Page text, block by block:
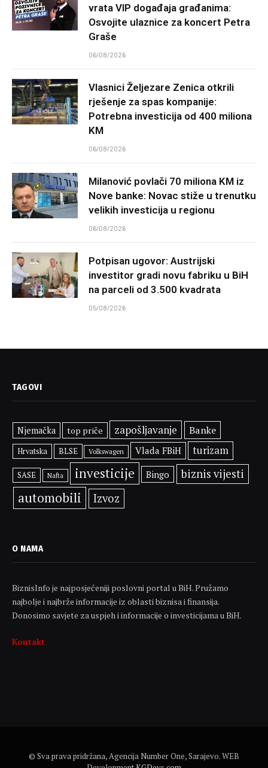
vrata VIP događaja građanima:
Osvojite ulaznice za koncert Petra
Graše
06/08/2026
Vlasnici Željezare Zenica otkrili
rješenje za spas kompanije:
Potrebna investicija od 400 miliona
KM
06/08/2026
Milanović povlači 70 miliona KM iz
Nove banke: Novac stiže u trenutku
velikih investicija u regionu
06/08/2026
Potpisan ugovor: Austrijski
investitor gradi novu fabriku u BiH
na parceli od 3.500 kvadrata
05/08/2026
TAGOVI
Njemačka top priče zapošljavanje Banke
Hrvatska BLSE Volkswagen Vlada FBiH turizam
SASE Nafta investicije Bingo biznis vijesti
automobili Izvoz
O NAMA
BiznisInfo je najposjećeniji poslovni portal u BiH. Pružamo
najbolje i najbrže informacije iz oblasti biznisa i finansija.
Donosimo savjete za uspjeh i informacije o investicijama u BiH.
Kontakt
© Sva prava pridržana, Agencija Number One, Sarajevo. WEB